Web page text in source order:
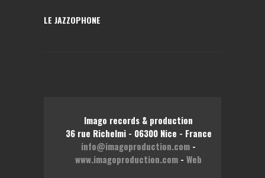
LE JAZZOPHONE
Imago records & production
36 rue Richelmi - 06300 Nice - France
info@imagoproduction.com -
www.imagoproduction.com - Web